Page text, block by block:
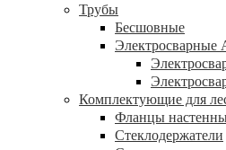
Трубы
Бесшовные
Электросварные
Комплектующие для
Фланцы
Стеклодержатели